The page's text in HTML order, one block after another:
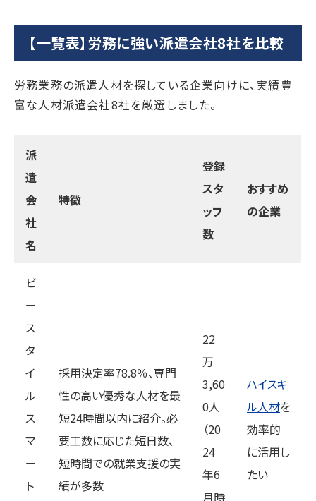
【一覧表】 労務に強い派遣会社8社を比較
労務業務の派遣人材を探している企業向けに、実績豊
富な人材派遣会社8社を厳選しました。
派
遣
会
社
名
特徴
登録
スタ
ッフ
数
おすすめ
の企業
ビ
ー
ス
タ
イ
ル
ス
マ
ー
ト
採用決定率78.8％、専門
性の高い優秀な人材を最
短24時間以内に紹介。必
要工数に応じた短日数、
短時間での就業支援の実
績が多数
22
万
3,60
0人
（20
24
年6
月時
ハイスキ
ル人材を
効率的
に活用し
たい